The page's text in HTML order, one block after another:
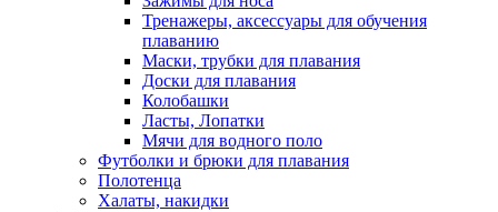
Тренажеры, аксессуары для обучения
плаванию
Маски, трубки для плавания
Доски для плавания
Колобашки
Ласты, Лопатки
Мячи для водного поло
Футболки и брюки для плавания
Полотенца
Халаты, накидки